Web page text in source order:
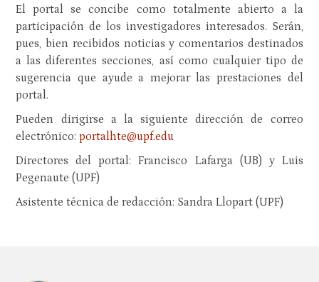
El portal se concibe como totalmente abierto a la
participación de los investigadores interesados. Serán,
pues, bien recibidos noticias y comentarios destinados
a las diferentes secciones, así como cualquier tipo de
sugerencia que ayude a mejorar las prestaciones del
portal.
Pueden dirigirse a la siguiente dirección de correo
electrónico:portalhte@upf.edu
Directores del portal: Francisco Lafarga (UB) y Luis
Pegenaute (UPF)
Asistente técnica de redacción: Sandra Llopart (UPF)